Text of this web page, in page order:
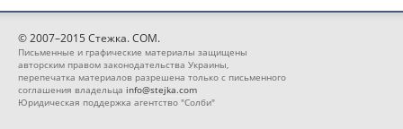
© 2007–2015 Стежка. COM.
Письменные и графические материалы защищены
авторским правом законодательства Украины,
перепечатка материалов разрешена только с письменного
соглашения владельца info@stejka.com
Юридическая поддержка агентство "Солби"